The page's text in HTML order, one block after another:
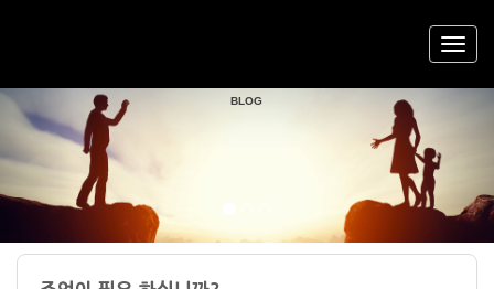
BLOG
Previous